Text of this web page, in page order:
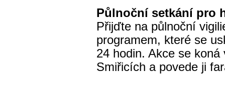
Půlnoční setkání pro
Přijďte na půlnoční
programem, které se
24 hodin. Akce se
Smiřicích a povede ji